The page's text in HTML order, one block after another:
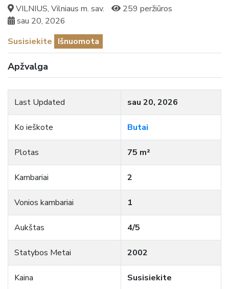
VILNIUS, Vilniaus m. sav.
259 peržiūros
sau 20, 2026
Susisiekite Išnuomota
Apžvalga
Last Updated sau 20, 2026
Ko ieškote Butai
Plotas 75 m²
Kambariai 2
Vonios kambariai 1
Aukštas 4/5
Statybos Metai 2002
Kaina Susisiekite